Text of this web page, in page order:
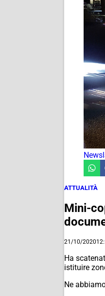
ATTUALITÀ
Mini-
21/10/2020
Ha
istituire
Ne